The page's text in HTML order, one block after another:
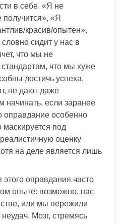
в себе. «Я не
«Я
красив/опытен».
сидит у нас в
что мы не
стандартам, что мы хуже
достичь успеха.
не дают даже
начинать, если заранее
оправдание особенно
маскируется под
оценку
на деле является лишь
оправдания часто
опыте: возможно, нас
или мы пережили
Мозг, стремясь